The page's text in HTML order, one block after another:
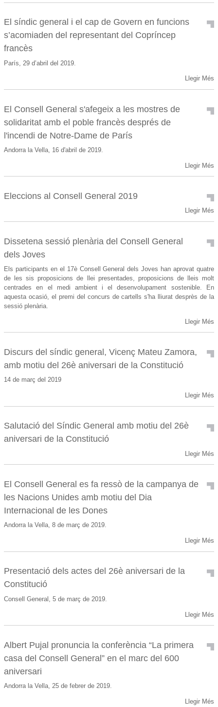
El síndic general i el cap de Govern en funcions
s’acomiaden del representant del Copríncep
francès
París, 29 d’abril del 2019.
Llegir Més
El Consell General s'afegeix a les mostres de
solidaritat amb el poble francès després de
l'incendi de Notre-Dame de París
Andorra la Vella, 16 d'abril de 2019.
Llegir Més
Eleccions al Consell General 2019
Llegir Més
Dissetena sessió plenària del Consell General
dels Joves
Els participants en el 17è Consell General dels Joves han aprovat quatre
de les sis proposicions de llei presentades, proposicions de lleis molt
centrades en el medi ambient i el desenvolupament sostenible. En
aquesta ocasió, el premi del concurs de cartells s'ha lliurat desprès de la
sessió plenària.
Llegir Més
Discurs del síndic general, Vicenç Mateu Zamora,
amb motiu del 26è aniversari de la Constitució
14 de març del 2019
Llegir Més
Salutació del Síndic General amb motiu del 26è
aniversari de la Constitució
Llegir Més
El Consell General es fa ressò de la campanya de
les Nacions Unides amb motiu del Dia
Internacional de les Dones
Andorra la Vella, 8 de març de 2019.
Llegir Més
Presentació dels actes del 26è aniversari de la
Constitució
Consell General, 5 de març de 2019.
Llegir Més
Albert Pujal pronuncia la conferència “La primera
casa del Consell General” en el marc del 600
aniversari
Andorra la Vella, 25 de febrer de 2019.
Llegir Més